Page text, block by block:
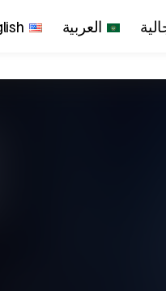
العربية